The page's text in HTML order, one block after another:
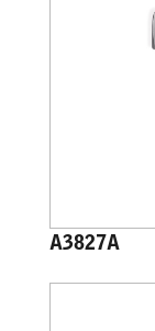
A3827A